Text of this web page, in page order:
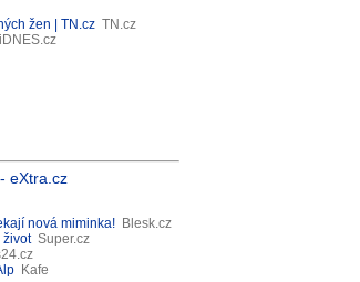
žen | TN.cz TN.cz
iDNES.cz
eXtra.cz
nová miminka! Blesk.cz
život Super.cz
Kafe